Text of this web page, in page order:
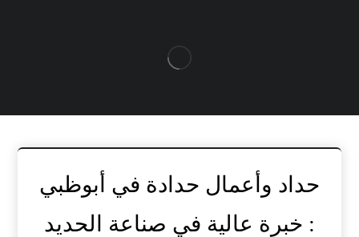
حداد وأعمال حدادة في أبوظبي
: خبرة عالية في صناعة الحديد